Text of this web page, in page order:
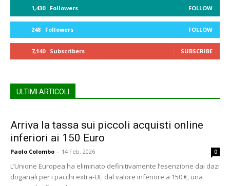
1,430 Followers FOLLOW
248 Followers FOLLOW
7,140 Subscribers SUBSCRIBE
ULTIMI ARTICOLI
Arriva la tassa sui piccoli acquisti online
inferiori ai 150 Euro
Paolo Colombo - 14 Feb, 2026 0
L’Unione Europea ha eliminato definitivamente l’esenzione dai dazi
doganali per i pacchi extra-UE dal valore inferiore a 150 €, una